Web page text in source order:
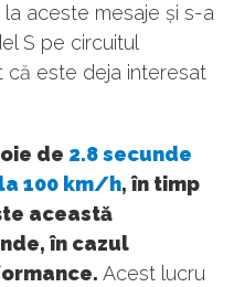
aceste mesaje și s-a
S pe circuitul
că este deja interesat
de 2.8 secunde
100 km/h, în timp
această
în cazul
Acest lucru